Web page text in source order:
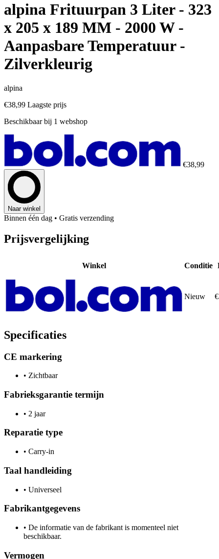
alpina Frituurpan 3 Liter - 323
x 205 x 189 MM - 2000 W -
Aanpasbare Temperatuur -
Zilverkleurig
alpina
€38,99 Laagste prijs
Beschikbaar bij 1 webshop
€38,99
Naar winkel
Binnen één dag • Gratis verzending
Prijsvergelijking
Winkel Conditie
Nieuw
Specificaties
CE markering
• Zichtbaar
Fabrieksgarantie termijn
• 2 jaar
Reparatie type
• Carry-in
Taal handleiding
• Universeel
Fabrikantgegevens
• De informatie van de fabrikant is momenteel niet
beschikbaar.
Vermogen